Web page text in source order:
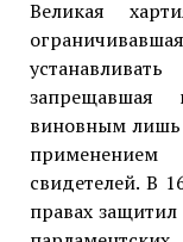
Великая
запрещавшая
виновным лишь
свидетелей. В
правах